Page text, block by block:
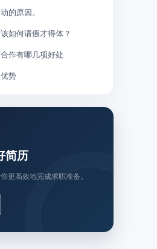
的原因。
如何请假才得体？
作有哪几项好处
势
简历
更高效地完成求职准备。